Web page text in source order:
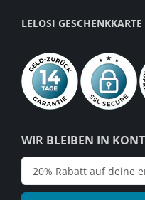
WIR BLEIBEN IN
LELOSI GESCHENKKARTE